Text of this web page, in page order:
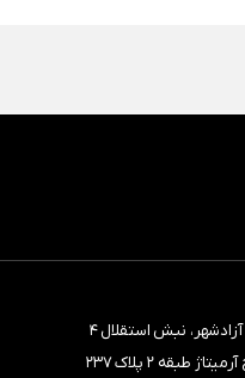
نبش استقلال ۴
طبقه ۲ پلاک ۲۳۷